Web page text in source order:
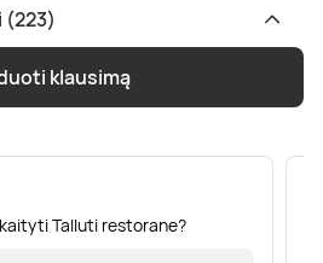
(223)
klausimą
Talluti restorane?